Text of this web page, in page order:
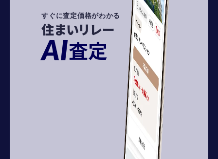
すぐに査定価格がわかる
住まいリレー
AI査定